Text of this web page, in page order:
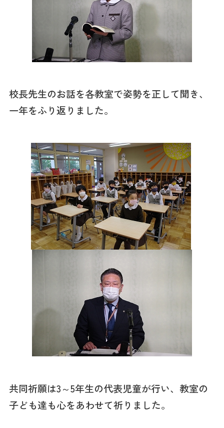
校長先生のお話を各教室で姿勢を正して聞き、
一年をふり返りました。
共同祈願は3～5年生の代表児童が行い、教室の
子ども達も心をあわせて祈りました。